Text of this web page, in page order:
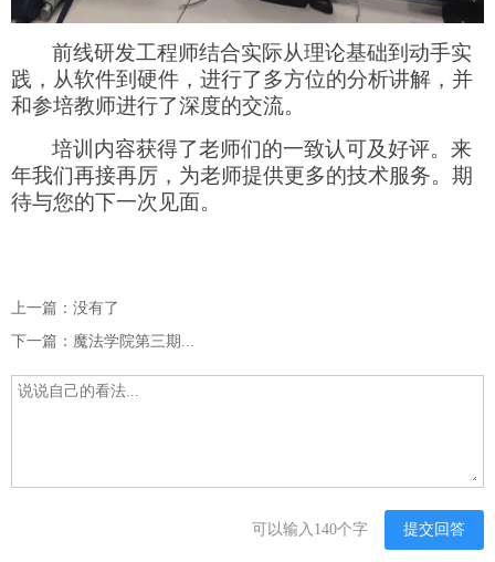
前线研发工程师结合实际从理论基础到动手实
践，从软件到硬件，进行了多方位的分析讲解，并
和参培教师进行了深度的交流。
培训内容获得了老师们的一致认可及好评。来
年我们再接再厉，为老师提供更多的技术服务。期
待与您的下一次见面。
上一篇：没有了
下一篇：魔法学院第三期...
可以输入140个字 提交回答